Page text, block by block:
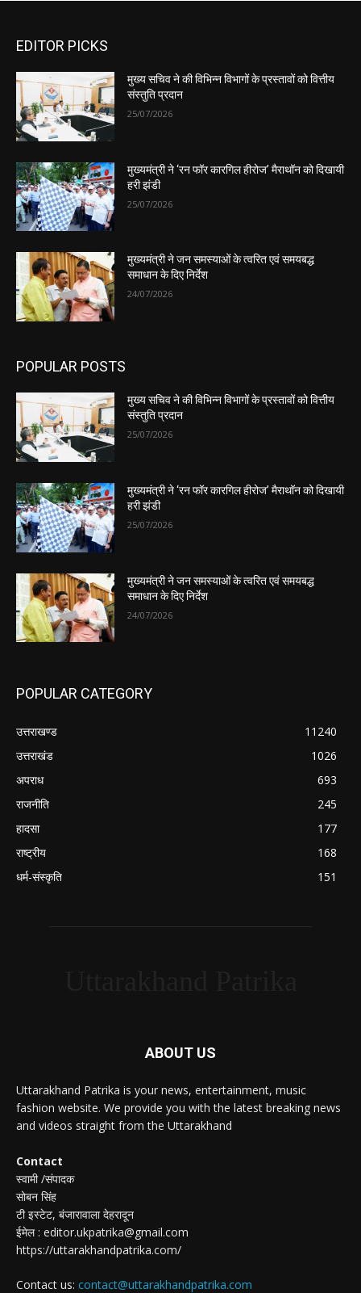
EDITOR PICKS
मुख्य सचिव ने की विभिन्न विभागों के प्रस्तावों को वित्तीय
संस्तुति प्रदान
25/07/2026
मुख्यमंत्री ने ‘रन फॉर कारगिल हीरोज’ मैराथॉन को दिखायी
हरी झंडी
25/07/2026
मुख्यमंत्री ने जन समस्याओं के त्वरित एवं समयबद्ध
समाधान के दिए निर्देश
24/07/2026
POPULAR POSTS
मुख्य सचिव ने की विभिन्न विभागों के प्रस्तावों को वित्तीय
संस्तुति प्रदान
25/07/2026
मुख्यमंत्री ने ‘रन फॉर कारगिल हीरोज’ मैराथॉन को दिखायी
हरी झंडी
25/07/2026
मुख्यमंत्री ने जन समस्याओं के त्वरित एवं समयबद्ध
समाधान के दिए निर्देश
24/07/2026
POPULAR CATEGORY
उत्तराखण्ड
11240
उत्तराखंड
1026
अपराध
693
राजनीति
245
हादसा
177
राष्ट्रीय
168
धर्म-संस्कृति
151
ABOUT US
Uttarakhand Patrika is your news, entertainment, music
fashion website. We provide you with the latest breaking news
and videos straight from the Uttarakhand
Contact
स्वामी /संपादक
सोबन सिंह
टी इस्टेट, बंजारावाला देहरादून
ईमेल : editor.ukpatrika@gmail.com
https://uttarakhandpatrika.com/
Contact us: contact@uttarakhandpatrika.com